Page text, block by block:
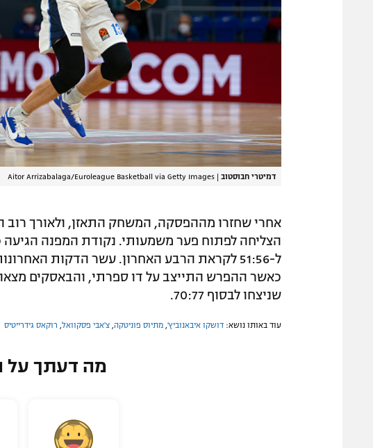
דמיטרי חבוסטוב Aitor Arrizabalaga/Euroleague Basketball via Getty Images
אחרי שחזרו מההפסקה, המשחק התאזן, ולאורך
הצליחה לפתוח פער משמעותי. נקודת המפנה הגיעה
ל-51:56 לקראת הרבע האחרון. עשר הדקות
כאשר ההפרש התייצב על דו ספרתי, והבאסקים
שניצחו לבסוף 70:77.
עוד באותו נושא: דושקו איבאנוביץ' מתיוס פוניטקה צ'אבי פסקוואל רוקאס גידרייטיס
מה דעתך על